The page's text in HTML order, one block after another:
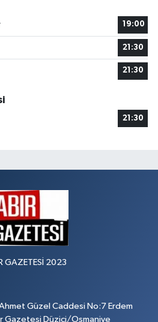
19:00
21:30
21:30
21:30
GAZETESİ 2023
Güzel Caddesi No:7 Erdem
Gazetesi Düziçi/Osmaniye